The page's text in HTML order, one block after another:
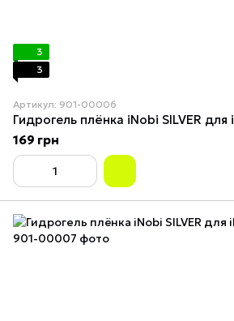
3
3
Артикул: 901-00006
Гидрогель плёнка iNobi SILVER для
169 грн